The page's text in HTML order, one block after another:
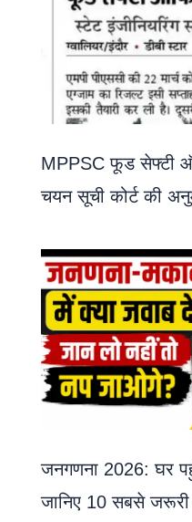
MPPSC फूड सेफ्टी
चयन सूची कोर्ट की
जनगणना 2026: घर
जानिए 10 सबसे